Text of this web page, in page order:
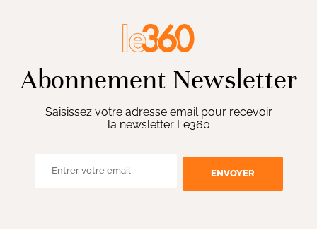
Abonnement Newsletter
Saisissez votre adresse email pour recevoir
la newsletter Le360
ENVOYER